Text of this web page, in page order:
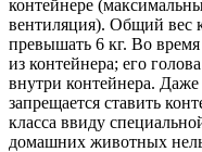
контейнере
вентиляция). Общий вес
превышать 6 кг. Во
из контейнера; его
внутри контейнера.
запрещается ставить
класса ввиду
домашних животных